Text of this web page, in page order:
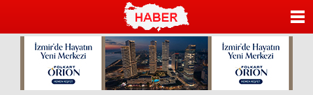
KATEGORİLER
YAZARLAR